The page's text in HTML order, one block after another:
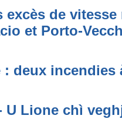
excès de vitesse
et Porto-
: deux incendies
U Lione chì